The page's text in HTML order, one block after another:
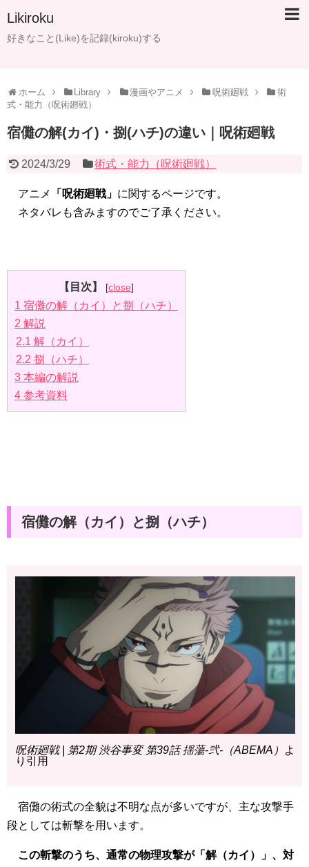
Likiroku
好きなこと(Like)を記録(kiroku)する
ホーム Library 漫画やアニメ 呪術廻戦
術
式・能力（呪術廻戦）
宿儺の解(カイ)・捌(ハチ)の違い｜呪術廻戦
2024/3/29 術式・能力（呪術廻戦）
アニメ 「呪術廻戦」 に関するページです。
ネタバレも含みますのでご了承ください。
【目次】 [close]
1 宿儺の解（カイ）と捌（ハチ）
2 解説
2.1 解（カイ）
2.2 捌（ハチ）
3 本編の解説
4 参考資料
宿儺の解（カイ）と捌（ハチ）
呪術廻戦 | 第2期 渋谷事変 第39話 揺蕩-弐-（ABEMA）
よ
り引用
宿儺の術式の全貌は不明な点が多いですが、主な攻撃手
段としては斬撃を用います。
この斬撃のうち、通常の物理攻撃が「解（カイ）」、対